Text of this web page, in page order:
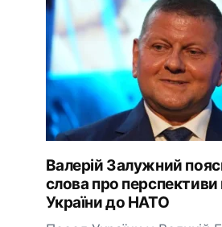
Валерій Залужний
слова про перспективи
України до НАТО